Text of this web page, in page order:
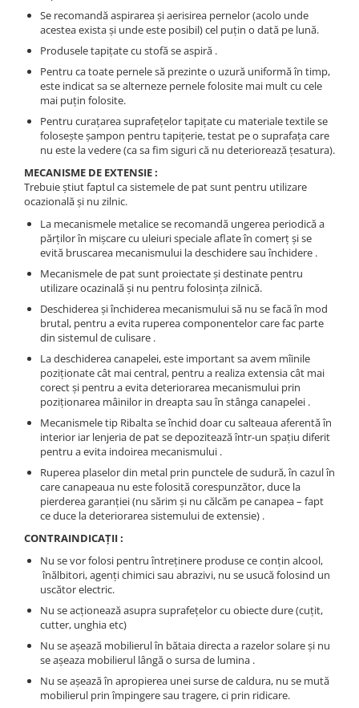
Se recomandă aspirarea şi aerisirea pernelor (acolo unde
acestea exista şi unde este posibil) cel puţin o dată pe lună.
Produsele tapiţate cu stofă se aspiră .
Pentru ca toate pernele să prezinte o uzură uniformă în timp,
este indicat sa se alterneze pernele folosite mai mult cu cele
mai puţin folosite.
Pentru curaţarea suprafeţelor tapiţate cu materiale textile se
foloseşte şampon pentru tapiţerie, testat pe o suprafaţa care
nu este la vedere (ca sa fim siguri că nu deteriorează ţesatura).
MECANISME DE EXTENSIE :
Trebuie ştiut faptul ca sistemele de pat sunt pentru utilizare
ocazională şi nu zilnic.
La mecanismele metalice se recomandă ungerea periodică a
părţilor în mişcare cu uleiuri speciale aflate în comerţ şi se
evită bruscarea mecanismului la deschidere sau închidere .
Mecanismele de pat sunt proiectate şi destinate pentru
utilizare ocazinală şi nu pentru folosinţa zilnică.
Deschiderea şi închiderea mecanismului să nu se facă în mod
brutal, pentru a evita ruperea componentelor care fac parte
din sistemul de culisare .
La deschiderea canapelei, este important sa avem mîinile
poziţionate cât mai central, pentru a realiza extensia cât mai
corect şi pentru a evita deteriorarea mecanismului prin
poziţionarea mâinilor in dreapta sau în stânga canapelei .
Mecanismele tip Ribalta se închid doar cu salteaua aferentă în
interior iar lenjeria de pat se depozitează într-un spaţiu diferit
pentru a evita indoirea mecanismului .
Ruperea plaselor din metal prin punctele de sudură, în cazul în
care canapeaua nu este folosită corespunzător, duce la
pierderea garanţiei (nu sărim şi nu călcăm pe canapea – fapt
ce duce la deteriorarea sistemului de extensie) .
CONTRAINDICAŢII :
Nu se vor folosi pentru întreţinere produse ce conţin alcool,
înălbitori, agenţi chimici sau abrazivi, nu se usucă folosind un
uscător electric.
Nu se acţionează asupra suprafeţelor cu obiecte dure (cuţit,
cutter, unghia etc)
Nu se aşează mobilierul în bătaia directa a razelor solare şi nu
se aşeaza mobilierul lângă o sursa de lumina .
Nu se aşează în apropierea unei surse de caldura, nu se mută
mobilierul prin împingere sau tragere, ci prin ridicare.